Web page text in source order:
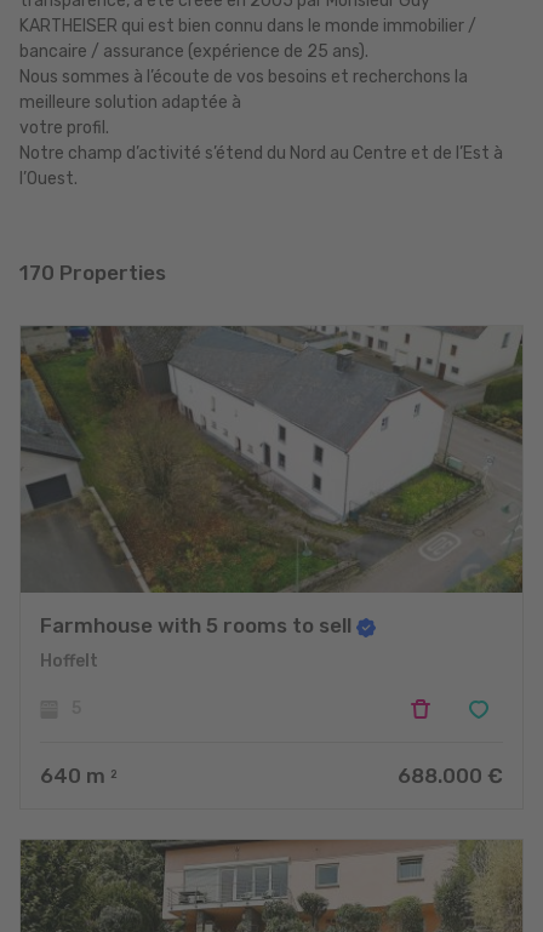
KARTHEISER qui est bien connu dans le monde immobilier /
bancaire / assurance (expérience de 25 ans).
Nous sommes à l’écoute de vos besoins et recherchons la
meilleure solution adaptée à
votre profil.
Notre champ d’activité s’étend du Nord au Centre et de l’Est à
l’Ouest.
170 Properties
Farmhouse with 5 rooms to sell
Hoffelt
640 m 2 688.000 €